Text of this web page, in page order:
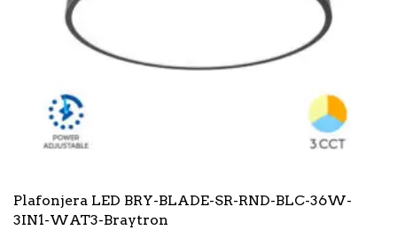
Plafonjera LED BRY-BLADE-SR-RND-BLC-36W-
3IN1-WAT3-Braytron